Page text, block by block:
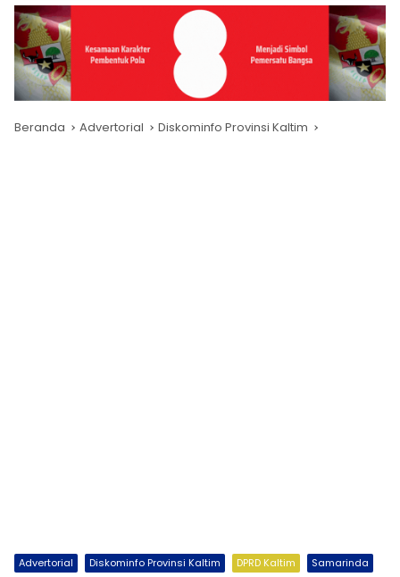
Beranda Advertorial Diskominfo Provinsi Kaltim
Advertorial Diskominfo Provinsi Kaltim DPRD Kaltim Samarinda